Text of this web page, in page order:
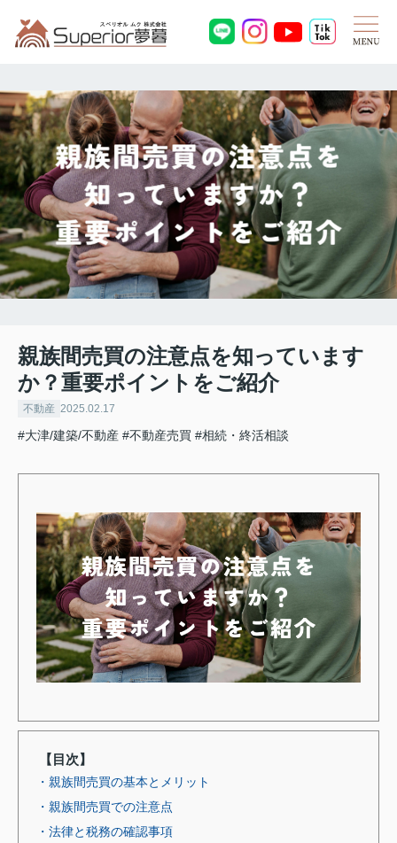
親族間売買の注意点を知っています
か？重要ポイントをご紹介
不動産 2025.02.17
#大津/建築/不動産 #不動産売買 #相続・終活相談
【目次】
・親族間売買の基本とメリット
・親族間売買での注意点
・法律と税務の確認事項